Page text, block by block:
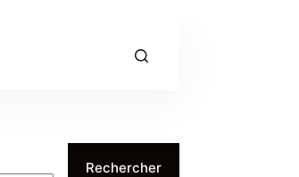
Rechercher